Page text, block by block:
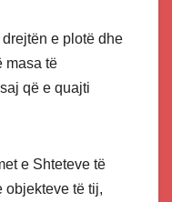
e plotë dhe
masa të
që e quajti
e Shteteve të
objekteve të tij,